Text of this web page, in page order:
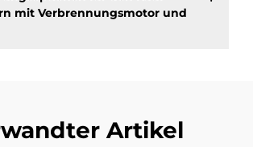
mit Verbrennungsmotor und
Artikel